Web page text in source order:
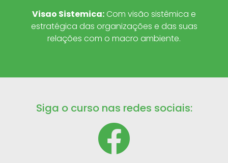
Visao Sistemica: Com visão sistêmica e
estratégica das organizações e das suas
relações com o macro ambiente.
Siga o curso nas redes sociais: